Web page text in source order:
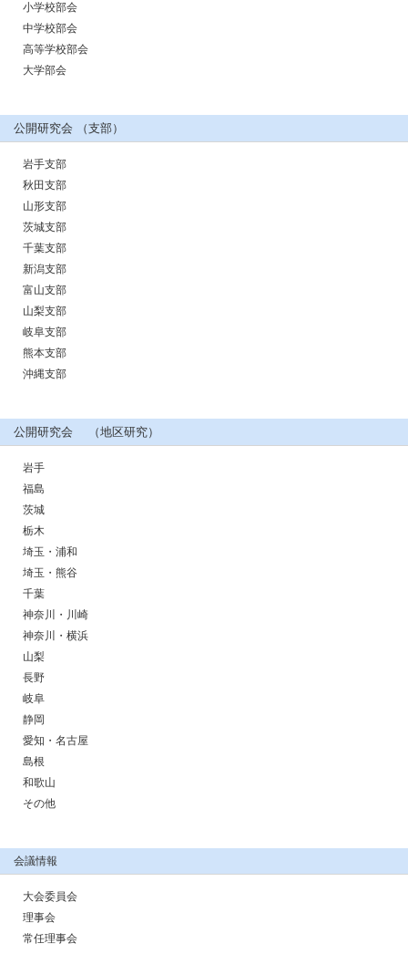
小学校部会
中学校部会
高等学校部会
大学部会
公開研究会 （支部）
岩手支部
秋田支部
山形支部
茨城支部
千葉支部
新潟支部
富山支部
山梨支部
岐阜支部
熊本支部
沖縄支部
公開研究会 （地区研究）
岩手
福島
茨城
栃木
埼玉・浦和
埼玉・熊谷
千葉
神奈川・川崎
神奈川・横浜
山梨
長野
岐阜
静岡
愛知・名古屋
島根
和歌山
その他
会議情報
大会委員会
理事会
常任理事会